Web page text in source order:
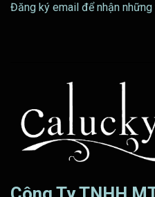
Đăng ký email để nhận